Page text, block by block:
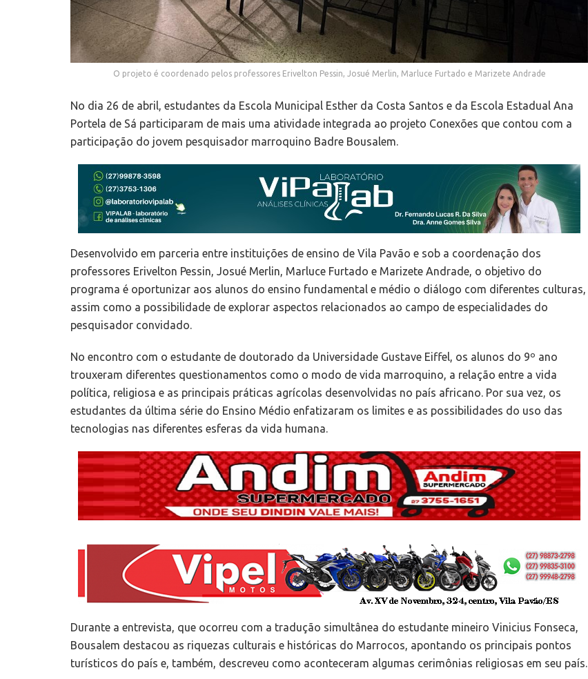
O projeto é coordenado pelos professores Erivelton Pessin, Josué Merlin, Marluce Furtado e Marizete Andrade
No dia 26 de abril, estudantes da Escola Municipal Esther da Costa Santos e da Escola Estadual Ana
Portela de Sá participaram de mais uma atividade integrada ao projeto Conexões que contou com a
participação do jovem pesquisador marroquino Badre Bousalem.
Desenvolvido em parceria entre instituições de ensino de Vila Pavão e sob a coordenação dos
professores Erivelton Pessin, Josué Merlin, Marluce Furtado e Marizete Andrade, o objetivo do
programa é oportunizar aos alunos do ensino fundamental e médio o diálogo com diferentes culturas,
assim como a possibilidade de explorar aspectos relacionados ao campo de especialidades do
pesquisador convidado.
No encontro com o estudante de doutorado da Universidade Gustave Eiffel, os alunos do 9º ano
trouxeram diferentes questionamentos como o modo de vida marroquino, a relação entre a vida
política, religiosa e as principais práticas agrícolas desenvolvidas no país africano. Por sua vez, os
estudantes da última série do Ensino Médio enfatizaram os limites e as possibilidades do uso das
tecnologias nas diferentes esferas da vida humana.
Durante a entrevista, que ocorreu com a tradução simultânea do estudante mineiro Vinicius Fonseca,
Bousalem destacou as riquezas culturais e históricas do Marrocos, apontando os principais pontos
turísticos do país e, também, descreveu como aconteceram algumas cerimônias religiosas em seu país.